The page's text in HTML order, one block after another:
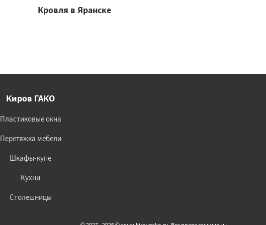
Кровля в Яранске
Киров ГАКО
Пластиковые окна
Перетяжка мебели
Шкафы-купе
Кухни
Столешницы